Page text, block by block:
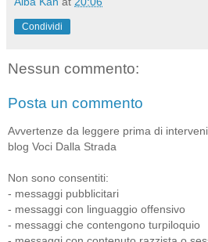
Condividi
Nessun commento:
Posta un commento
Avvertenze da leggere prima di
blog Voci Dalla Strada
Non sono consentiti:
- messaggi pubblicitari
- messaggi con linguaggio offensivo
- messaggi che contengono turpiloquio